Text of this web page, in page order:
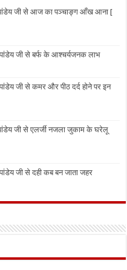
पांडेय जी से आज का पञ्चाङ्ग आँख आना [
पांडेय जी से बर्फ के आश्चर्यजनक लाभ
जी से कमर और पीठ दर्द होने पर इन
जी से एलर्जी नजला जुकाम के घरेलू
जी से दही कब बन जाता जहर